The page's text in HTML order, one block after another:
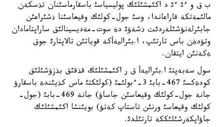
ب ق و ءئ ءئ د اكئمشئلئك پوليسياسئ باسقارماسئنان تذسكةن
مالئمةتكة قاراعاندا، وسئ جول-كولئك وقيعاسئنا ذشئراعئن
جابئرلةنؤشئلةردئث ذشةؤئ دة سوت-مةديسينالئق ساراپتامادان
وتؤدةن باس تارتئپ، ا.بئراليةأكة قوياتئن تالاپتارئ جوق
ةكةنئن ايتقان.
سول سةبةپتئ ا.بئراليةأ ق ر اكئمشئلئك قذقئق بذزؤشئلئق
كودةكسئ 467-بابئ 3-ءبولئمئ (كولئكتئ ماس كذيئندة باسقارؤ
جانة جول-كولئك وقيعاسئن جاساؤ) جانة 469-بابئ (جول-
كولئك وقيعاسئ ورنئن تاستاپ كةتؤ) بويئنشا اكئمشئلئك
جاؤاپكةرشئلئككة تارتئلدئ.